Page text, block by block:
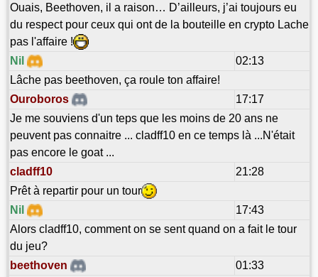
Ouais, Beethoven, il a raison… D’ailleurs, j’ai toujours eu
du respect pour ceux qui ont de la bouteille en crypto Lache
pas l'affaire !
Nil
02:13
Lâche pas beethoven, ça roule ton affaire!
Ouroboros
17:17
Je me souviens d'un teps que les moins de 20 ans ne
peuvent pas connaitre ... cladff10 en ce temps là ...N'était
pas encore le goat ...
cladff10
21:28
Prêt à repartir pour un tour
Nil
17:43
Alors cladff10, comment on se sent quand on a fait le tour
du jeu?
beethoven
01:33